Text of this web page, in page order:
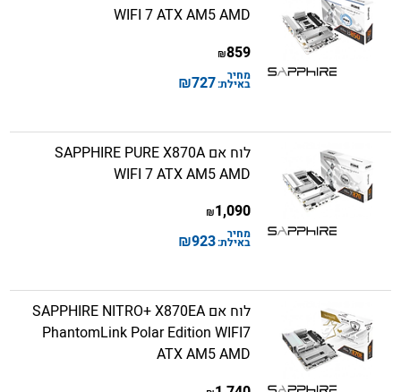
WIFI 7 ATX AM5 AMD
859
₪
מחיר
באילת:727
₪
לוח אם SAPPHIRE PURE X870A
WIFI 7 ATX AM5 AMD
1,090
₪
מחיר
באילת:923
₪
לוח אם SAPPHIRE NITRO+ X870EA
PhantomLink Polar Edition WIFI7
ATX AM5 AMD